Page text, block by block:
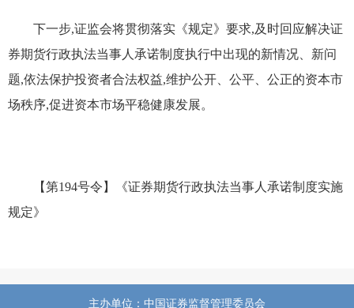
下一步,证监会将贯彻落实《规定》要求,及时回应解决证
券期货行政执法当事人承诺制度执行中出现的新情况、新问
题,依法保护投资者合法权益,维护公开、公平、公正的资本市
场秩序,促进资本市场平稳健康发展。
【第194号令】《证券期货行政执法当事人承诺制度实施
规定》
主办单位：中国证券监督管理委员会